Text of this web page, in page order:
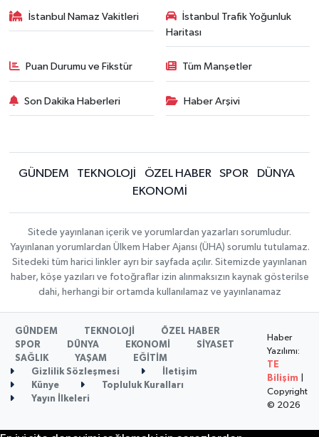
İstanbul Namaz Vakitleri
İstanbul Trafik Yoğunluk
Haritası
Puan Durumu ve Fikstür Tüm Manşetler
Son Dakika Haberleri Haber Arşivi
GÜNDEM TEKNOLOJİ ÖZEL HABER SPOR
DÜNYA
EKONOMİ
Sitede yayınlanan içerik ve yorumlardan yazarları sorumludur.
Yayınlanan yorumlardan Ülkem Haber Ajansı (ÜHA) sorumlu tutulamaz.
Sitedeki tüm harici linkler ayrı bir sayfada açılır. Sitemizde yayınlanan
haber, köşe yazıları ve fotoğraflar izin alınmaksızın kaynak gösterilse
dahi, herhangi bir ortamda kullanılamaz ve yayınlanamaz
GÜNDEM TEKNOLOJİ
ÖZEL HABER
SPOR
DÜNYA EKONOMİ
SİYASET
SAĞLIK
YAŞAM
EĞİTİM
Gizlilik Sözleşmesi
İletişim
Künye
Topluluk Kuralları
Yayın İlkeleri
Haber
Yazılımı:
TE
Bilişim
Copyright
© 2026